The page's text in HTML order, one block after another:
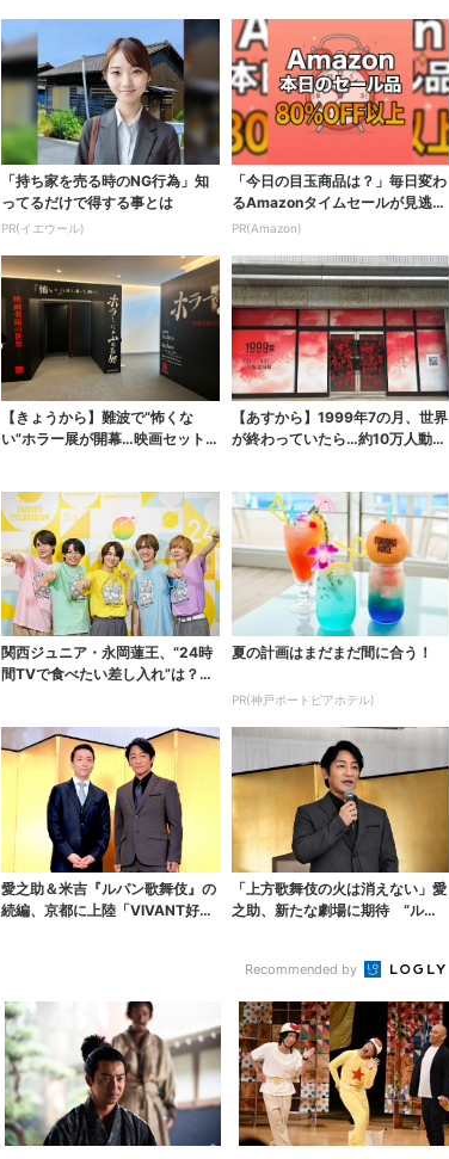
「持ち家を売る時のNG行為」知
ってるだけで得する事とは
PR(イエウール)
「今日の目玉商品は？」毎日変わ
るAmazonタイムセールが見逃せ
ない
PR(Amazon)
【きょうから】難波で“怖くな
い”ホラー展が開幕…映画セット
【あすから】1999年7の月、世界
が終わっていたら…約10万人動員
関西ジュニア・永岡蓮王、“24時
間TVで食べたい差し入れ”は？
夏の計画はまだまだ間に合う！
PR(神戸ポートピアホテル)
愛之助＆米吉『ルパン歌舞伎』の
続編、京都に上陸「VIVANT好き
「上方歌舞伎の火は消えない」愛
之助、新たな劇場に期待 “ルパ
Recommended by